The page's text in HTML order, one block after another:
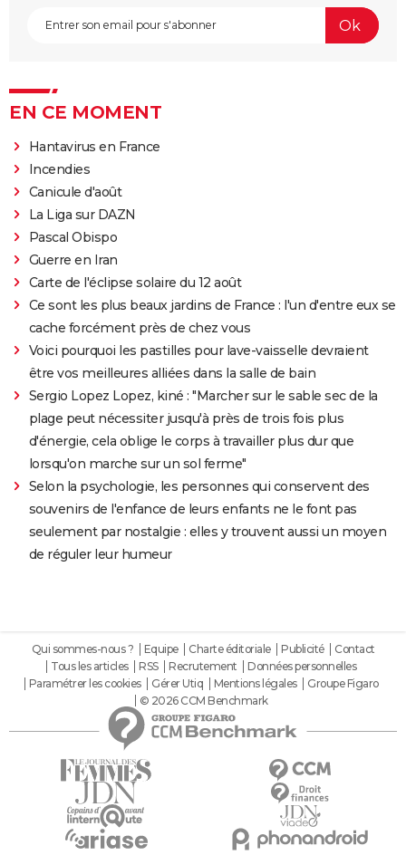
EN CE MOMENT
Hantavirus en France
Incendies
Canicule d'août
La Liga sur DAZN
Pascal Obispo
Guerre en Iran
Carte de l'éclipse solaire du 12 août
Ce sont les plus beaux jardins de France : l'un d'entre eux se
cache forcément près de chez vous
Voici pourquoi les pastilles pour lave-vaisselle devraient
être vos meilleures alliées dans la salle de bain
Sergio Lopez Lopez, kiné : "Marcher sur le sable sec de la
plage peut nécessiter jusqu'à près de trois fois plus
d'énergie, cela oblige le corps à travailler plus dur que
lorsqu'on marche sur un sol ferme"
Selon la psychologie, les personnes qui conservent des
souvenirs de l'enfance de leurs enfants ne le font pas
seulement par nostalgie : elles y trouvent aussi un moyen
de réguler leur humeur
Qui sommes-nous ? Equipe Charte éditoriale Publicité
Contact
Tous les articles
RSS Recrutement
Données personnelles
Paramétrer les cookies
Gérer Utiq Mentions légales
Groupe Figaro
© 2026 CCM Benchmark